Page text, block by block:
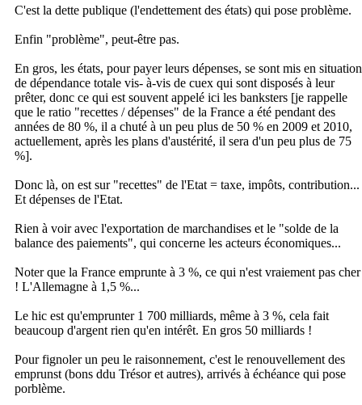
C'est la dette publique (l'endettement des états) qui pose problème.
Enfin "problème", peut-être pas.
En gros, les états, pour payer leurs dépenses, se sont mis en situation
de dépendance totale vis- à-vis de cuex qui sont disposés à leur
prêter, donc ce qui est souvent appelé ici les banksters [je rappelle
que le ratio "recettes / dépenses" de la France a été pendant des
années de 80 %, il a chuté à un peu plus de 50 % en 2009 et 2010,
actuellement, après les plans d'austérité, il sera d'un peu plus de 75
%].
Donc là, on est sur "recettes" de l'Etat = taxe, impôts, contribution...
Et dépenses de l'Etat.
Rien à voir avec l'exportation de marchandises et le "solde de la
balance des paiements", qui concerne les acteurs économiques...
Noter que la France emprunte à 3 %, ce qui n'est vraiement pas cher
! L'Allemagne à 1,5 %...
Le hic est qu'emprunter 1 700 milliards, même à 3 %, cela fait
beaucoup d'argent rien qu'en intérêt. En gros 50 milliards !
Pour fignoler un peu le raisonnement, c'est le renouvellement des
emprunst (bons ddu Trésor et autres), arrivés à échéance qui pose
porblème.